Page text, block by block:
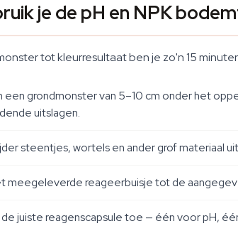
je de pH en NPK
tot kleurresultaat ben je zo'n 15
een grondmonster van 5–10 cm onder het
uitslagen.
steentjes, wortels en ander grof materiaal
meegeleverde reageerbuisje tot de
juiste reagenscapsule toe — één voor pH,